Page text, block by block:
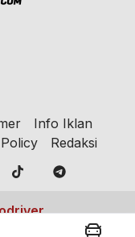
Info Iklan
Redaksi